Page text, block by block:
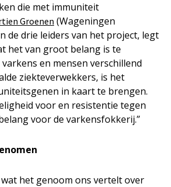
die met immuniteit
Groenen (Wageningen
de drie leiders van het project, legt
het van groot belang is te
en mensen verschillend
ziekteverwekkers, is het
in kaart te brengen.
voor en resistentie tegen
voor de varkensfokkerij.”
het genoom ons vertelt over